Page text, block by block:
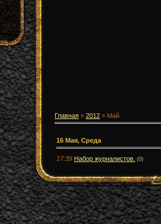
Главная » 2012 » Май
16 Мая, Среда
17:39 Набор журналистов. (0)